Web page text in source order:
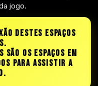
jogo.
DESTES ESPAÇOS
SÃO OS ESPAÇOS EM
PARA ASSISTIR A